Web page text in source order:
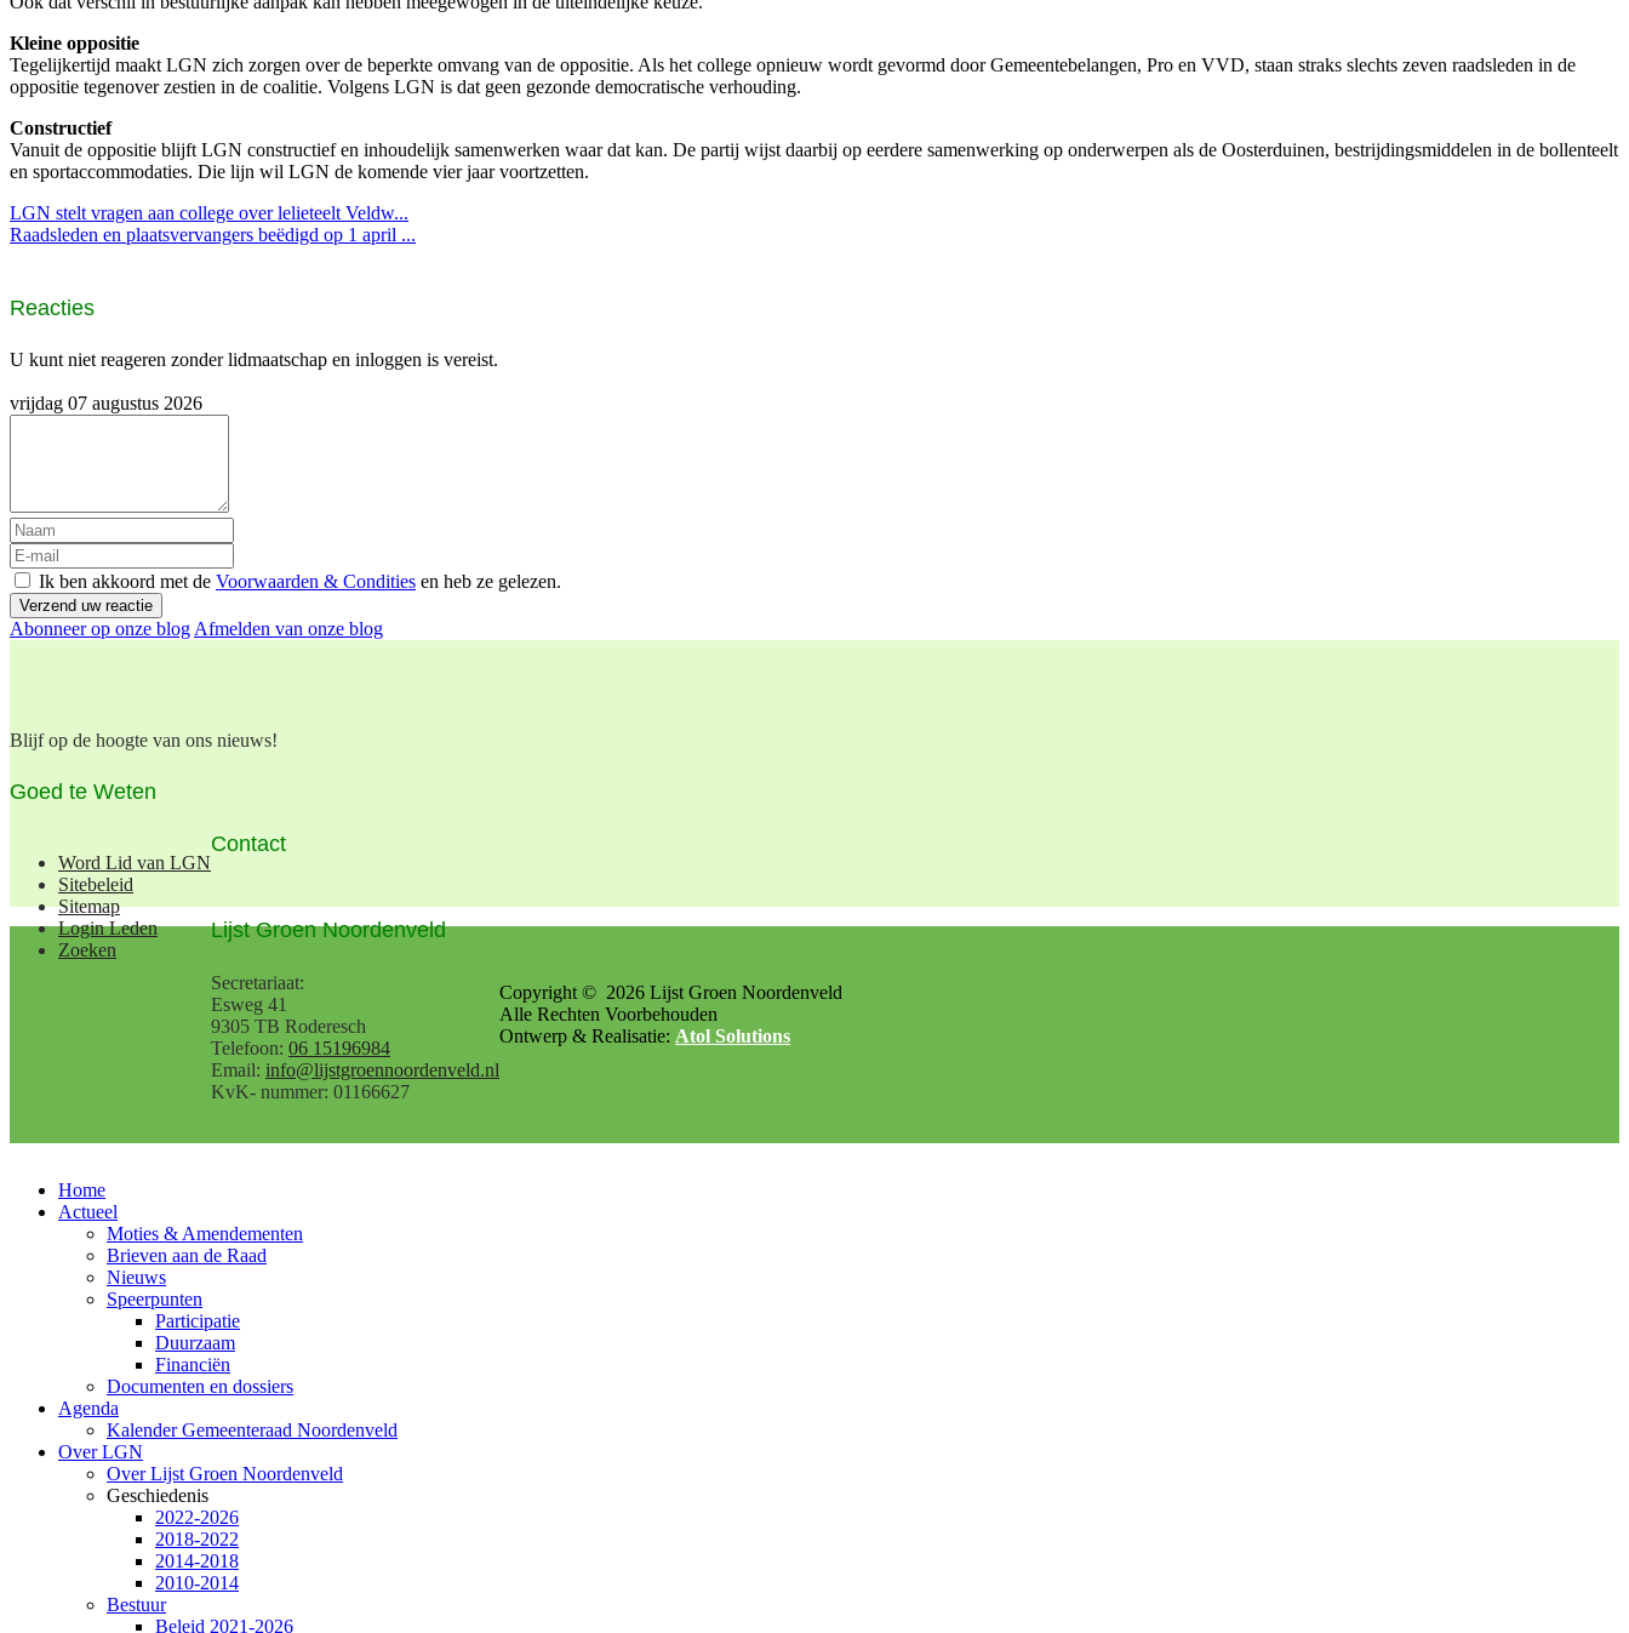
Kleine oppositie
Tegelijkertijd maakt LGN zich zorgen over de beperkte omvang van de oppositie. Als het college opnieuw wordt gevormd door Gemeentebelangen, Pro en VVD, staan straks slechts zeven raadsleden in de
oppositie tegenover zestien in de coalitie. Volgens LGN is dat geen gezonde democratische verhouding.
Constructief
Vanuit de oppositie blijft LGN constructief en inhoudelijk samenwerken waar dat kan. De partij wijst daarbij op eerdere samenwerking op onderwerpen als de Oosterduinen, bestrijdingsmiddelen in de bollenteelt
en sportaccommodaties. Die lijn wil LGN de komende vier jaar voortzetten.
LGN stelt vragen aan college over lelieteelt Veldw...
Raadsleden en plaatsvervangers beëdigd op 1 april ...
Reacties
U kunt niet reageren zonder lidmaatschap en inloggen is vereist.
vrijdag 07 augustus 2026
Ik ben akkoord met de Voorwaarden & Condities en heb ze gelezen.
Verzend uw reactie
Abonneer op onze blog Afmelden van onze blog
Blijf op de hoogte van ons nieuws!
Goed te Weten
Word Lid van LGN
Sitebeleid
Sitemap
Login Leden
Zoeken
Contact
Lijst Groen Noordenveld
Secretariaat:
Esweg 41
9305 TB Roderesch
Telefoon: 06 15196984
Email: info@lijstgroennoordenveld.nl
KvK- nummer: 01166627
Copyright © 2026 Lijst Groen Noordenveld
Alle Rechten Voorbehouden
Ontwerp & Realisatie: Atol Solutions
Home
Actueel
Moties & Amendementen
Brieven aan de Raad
Nieuws
Speerpunten
Participatie
Duurzaam
Financiën
Documenten en dossiers
Agenda
Kalender Gemeenteraad Noordenveld
Over LGN
Over Lijst Groen Noordenveld
Geschiedenis
2022-2026
2018-2022
2014-2018
2010-2014
Bestuur
Beleid 2021-2026